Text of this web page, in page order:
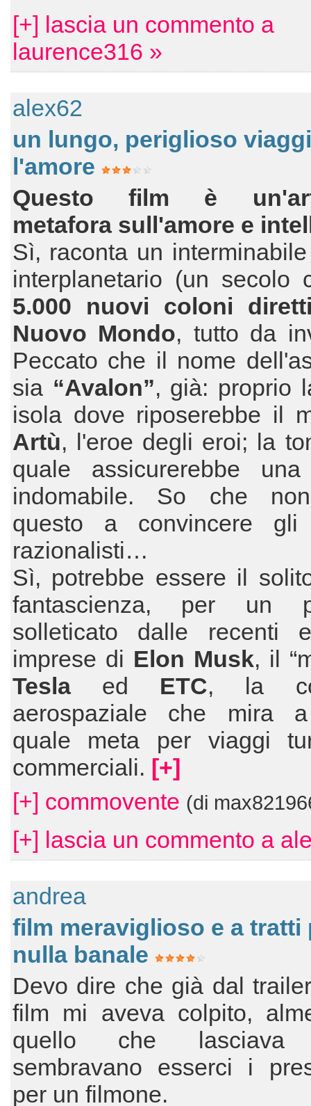
[+] lascia un commento a
laurence316 »
alex62
un lungo, periglioso
l'amore
Questo film è
metafora sull'amore e
Sì, raconta un
interplanetario (un secolo
5.000 nuovi coloni
Nuovo Mondo, tutto da
Peccato che il nome
sia “Avalon”, già: proprio
isola dove riposerebbe il
Artù, l'eroe degli eroi; la
quale assicurerebbe
indomabile. So che
questo a convincere gli
razionalisti…
Sì, potrebbe essere il
fantascienza, per un
solleticato dalle recenti
imprese di Elon Musk, il
Teslaed ETC, la
aerospaziale che mira
quale meta per viaggi
commerciali. [+]
[+] commovente (di
[+] lascia un commento a
andrea
film meraviglioso e a tratti
nulla banale
Devo dire che già dal
film mi aveva colpito,
quello che lasciava
sembravano esserci i
per un filmone.